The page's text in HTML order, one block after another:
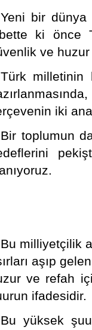
Yeni bir dünya
ki önce
ve huzur
Türk milletinin
iki
Bir toplumun
Bu milliyetçilik
aşıp
ve refah
ifadesidir.
Bu yüksek